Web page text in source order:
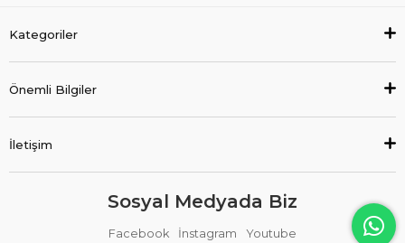
Kategoriler
Önemli Bilgiler
İletişim
Sosyal Medyada Biz
Facebook İnstagram Youtube